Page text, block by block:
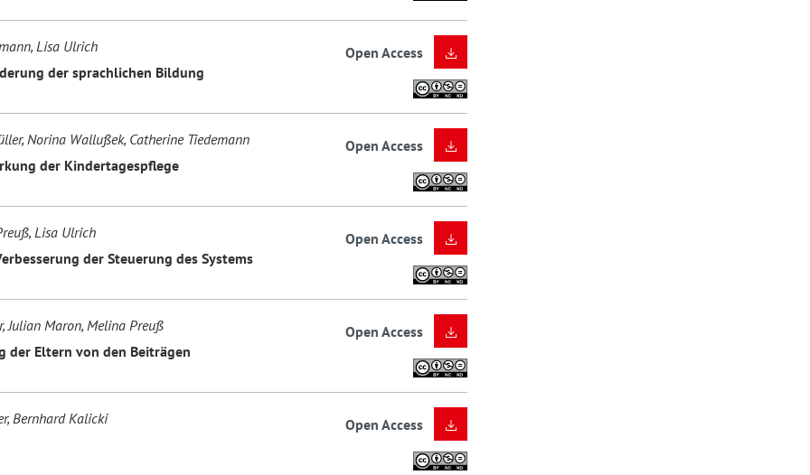
Lisa Ulrich
der sprachlichen Bildung
Open Access
Norina Wallußek, Catherine Tiedemann
der Kindertagespflege
Open Access
Lisa Ulrich
der Steuerung des Systems
Open Access
Julian Maron, Melina Preuß
der Eltern von den Beiträgen
Open Access
Bernhard Kalicki
Open Access